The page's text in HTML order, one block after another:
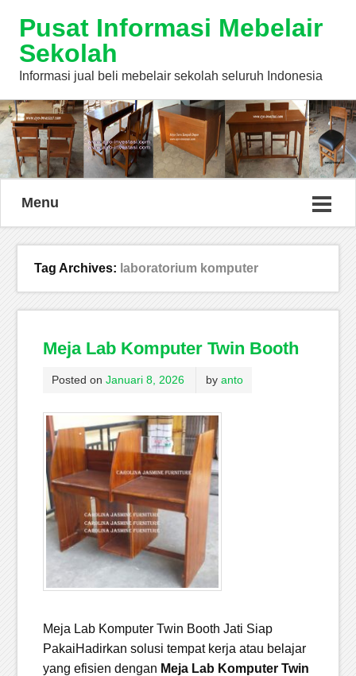
Pusat Informasi Mebelair
Sekolah
Informasi jual beli mebelair sekolah seluruh Indonesia
Menu
Tag Archives: laboratorium komputer
Meja Lab Komputer Twin Booth
Posted on Januari 8, 2026 by anto
Meja Lab Komputer Twin Booth Jati Siap
PakaiHadirkan solusi tempat kerja atau belajar
yang efisien dengan Meja Lab Komputer Twin